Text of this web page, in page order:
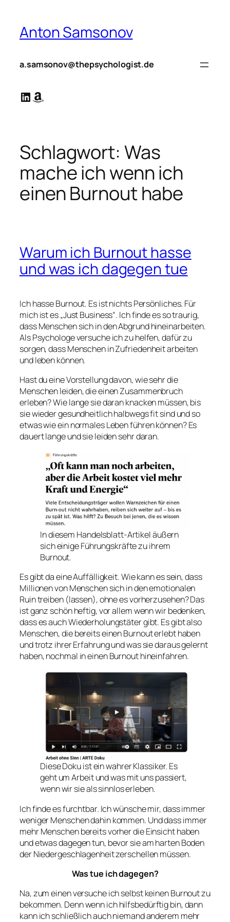
springen
Anton Samsonov
a.samsonov@thepsychologist.de
LinkedIn
Amazon
Schlagwort: Was
mache ich wenn ich
einen Burnout habe
Warum ich Burnout hasse
und was ich dagegen tue
Ich hasse Burnout. Es ist nichts Persönliches. Für
mich ist es „Just Business“. Ich finde es so traurig,
dass Menschen sich in den Abgrund hineinarbeiten.
Als Psychologe versuche ich zu helfen, dafür zu
sorgen, dass Menschen in Zufriedenheit arbeiten
und leben können.
Hast du eine Vorstellung davon, wie sehr die
Menschen leiden, die einen Zusammenbruch
erleben? Wie lange sie daran knacken müssen, bis
sie wieder gesundheitlich halbwegs fit sind und so
etwas wie ein normales Leben führen können? Es
dauert lange und sie leiden sehr daran.
In diesem Handelsblatt-Artikel äußern
sich einige Führungskräfte zu ihrem
Burnout.
Es gibt da eine Auffälligkeit. Wie kann es sein, dass
Millionen von Menschen sich in den emotionalen
Ruin treiben (lassen), ohne es vorherzusehen? Das
ist ganz schön heftig, vor allem wenn wir bedenken,
dass es auch Wiederholungstäter gibt. Es gibt also
Menschen, die bereits einen Burnout erlebt haben
und trotz ihrer Erfahrung und was sie daraus gelernt
haben, nochmal in einen Burnout hineinfahren.
Diese Doku ist ein wahrer Klassiker. Es
geht um Arbeit und was mit uns passiert,
wenn wir sie als sinnlos erleben.
Ich finde es furchtbar. Ich wünsche mir, dass immer
weniger Menschen dahin kommen. Und dass immer
mehr Menschen bereits vorher die Einsicht haben
und etwas dagegen tun, bevor sie am harten Boden
der Niedergeschlagenheit zerschellen müssen.
Was tue ich dagegen?
Na, zum einen versuche ich selbst keinen Burnout zu
bekommen. Denn wenn ich hilfsbedürftig bin, dann
kann ich schließlich auch niemand anderem mehr